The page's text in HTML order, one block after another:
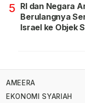
5 RI dan Negara
Berulangnya
Israel ke Objek
AMEERA
EKONOMI SYARIAH